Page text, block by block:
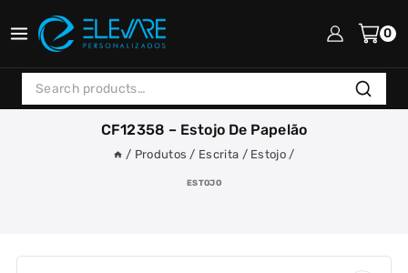
to
0
Search
for:
Search
CF12358 – Estojo De Papelão
/ Produtos / Escrita / Estojo /
ESTOJO